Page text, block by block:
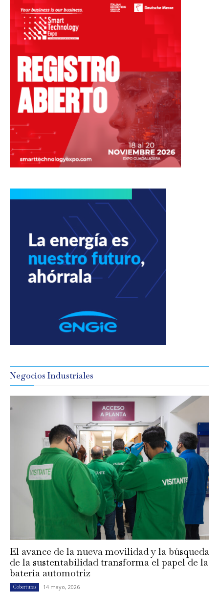
Negocios Industriales
El avance de la nueva movilidad y la búsqueda
de la sustentabilidad transforma el papel de la
batería automotriz
Coberturas 14 mayo, 2026